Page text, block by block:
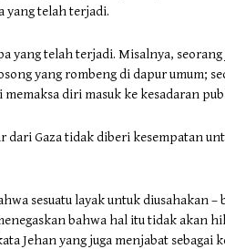
yang telah terjadi.
yang telah terjadi. Misalnya,
yang rombeng di dapur umum;
diri masuk ke kesadaran
dari Gaza tidak diberi kesempatan
sesuatu layak untuk diusahakan
bahwa hal itu tidak akan
Jehan yang juga menjabat sebagai